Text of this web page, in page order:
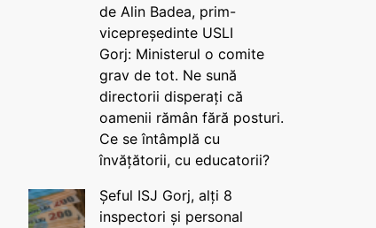
de Alin Badea, prim-
vicepreședinte USLI
Gorj: Ministerul o comite
grav de tot. Ne sună
directorii disperați că
oamenii rămân fără posturi.
Ce se întâmplă cu
învățătorii, cu educatorii?
Șeful ISJ Gorj, alți 8
inspectori și personal